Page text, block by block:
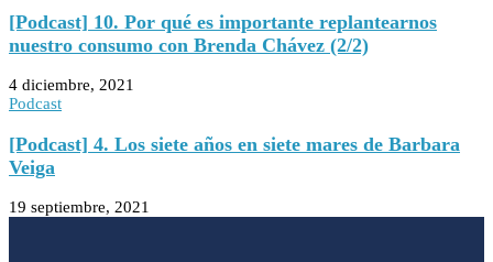
[Podcast] 10. Por qué es importante replantearnos
nuestro consumo con Brenda Chávez (2/2)
4 diciembre, 2021
Podcast
[Podcast] 4. Los siete años en siete mares de Barbara
Veiga
19 septiembre, 2021